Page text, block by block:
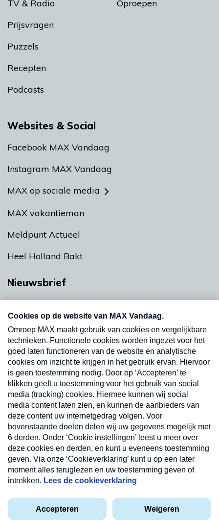
TV & Radio
Prijsvragen
Puzzels
Recepten
Podcasts
Oproepen
Websites & Social
Facebook MAX Vandaag
Instagram MAX Vandaag
MAX op sociale media
MAX vakantieman
Meldpunt Actueel
Heel Holland Bakt
Nieuwsbrief
nieuwsbrief. Elke vrijdag- en dinsdagochtend in
uw mailbox.
Verzend
Privacyverklaring
Cookieverklaring
Kwetsbaarheid melden
Nieuwsbrief
Neem hier een gratis abonnement op onze
nieuwsbrief. Elke vrijdag- en dinsdagochtend in uw